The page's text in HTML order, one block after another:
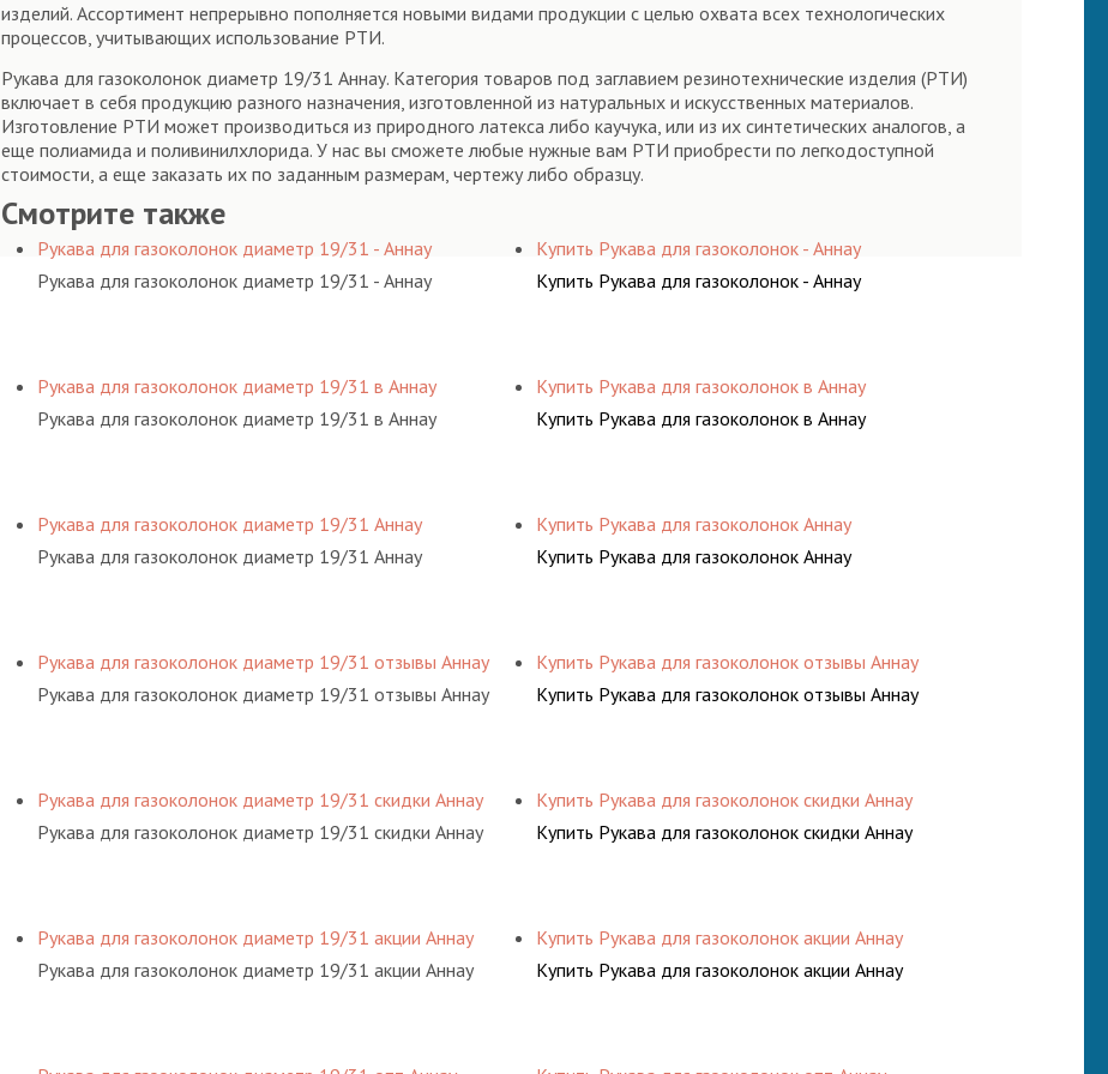
изделий. Ассортимент непрерывно пополняется новыми видами продукции с целью охвата всех технологических
процессов, учитывающих использование РТИ.
Рукава для газоколонок диаметр 19/31 Аннау. Категория товаров под заглавием резинотехнические изделия (РТИ)
включает в себя продукцию разного назначения, изготовленной из натуральных и искусственных материалов.
Изготовление РТИ может производиться из природного латекса либо каучука, или из их синтетических аналогов, а
еще полиамида и поливинилхлорида. У нас вы сможете любые нужные вам РТИ приобрести по легкодоступной
стоимости, а еще заказать их по заданным размерам, чертежу либо образцу.
Смотрите также
Рукава для газоколонок диаметр 19/31 - Аннау
Рукава для газоколонок диаметр 19/31 - Аннау
Рукава для газоколонок диаметр 19/31 в Аннау
Рукава для газоколонок диаметр 19/31 в Аннау
Рукава для газоколонок диаметр 19/31 Аннау
Рукава для газоколонок диаметр 19/31 Аннау
Рукава для газоколонок диаметр 19/31 отзывы Аннау
Рукава для газоколонок диаметр 19/31 отзывы Аннау
Рукава для газоколонок диаметр 19/31 скидки Аннау
Рукава для газоколонок диаметр 19/31 скидки Аннау
Рукава для газоколонок диаметр 19/31 акции Аннау
Рукава для газоколонок диаметр 19/31 акции Аннау
Купить Рукава для газоколонок - Аннау
Купить Рукава для газоколонок - Аннау
Купить Рукава для газоколонок в Аннау
Купить Рукава для газоколонок в Аннау
Купить Рукава для газоколонок Аннау
Купить Рукава для газоколонок Аннау
Купить Рукава для газоколонок отзывы Аннау
Купить Рукава для газоколонок отзывы Аннау
Купить Рукава для газоколонок скидки Аннау
Купить Рукава для газоколонок скидки Аннау
Купить Рукава для газоколонок акции Аннау
Купить Рукава для газоколонок акции Аннау